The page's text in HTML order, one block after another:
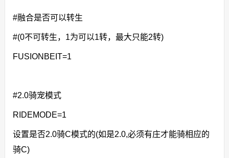
#融合是否可以转生
#(0不可转生，1为可以1转，最大只能2转)
FUSIONBEIT=1
#2.0骑宠模式
RIDEMODE=1
设置是否2.0骑C模式的(如是2.0,必须有庄才能骑相应的
骑C)